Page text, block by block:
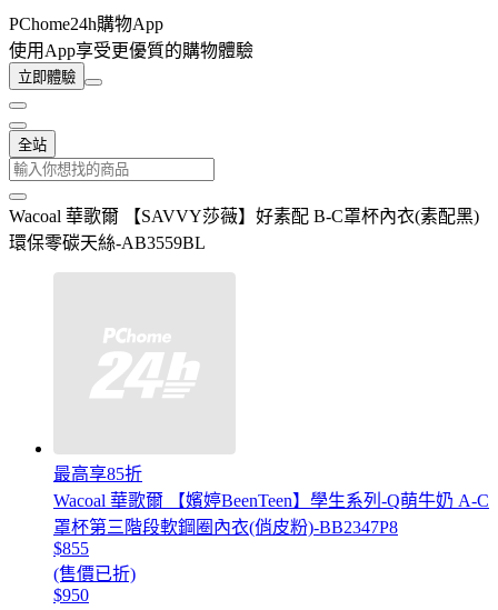
PChome24h購物App
使用App享受更優質的購物體驗
立即體驗
全站
Wacoal 華歌爾 【SAVVY莎薇】好素配 B-C罩杯內衣(素配黑)
環保零碳天絲-AB3559BL
最高享85折
Wacoal 華歌爾 【嬪婷BeenTeen】學生系列-Q萌牛奶 A-C
罩杯第三階段軟鋼圈內衣(俏皮粉)-BB2347P8
$855
(售價已折)
$950